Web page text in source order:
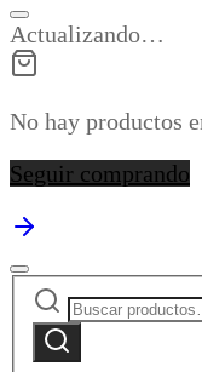
Actualizando…
No hay productos
Seguir comprando
Buscar
por:
Buscar